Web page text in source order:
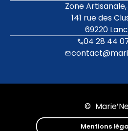
Zone Artisanale,
141 rue des
69220
04 28 44
©
Mentions